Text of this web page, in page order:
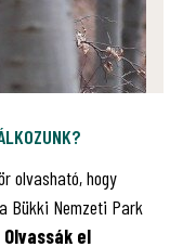
olvasható, hogy
Bükki Nemzeti Park
Olvassák el